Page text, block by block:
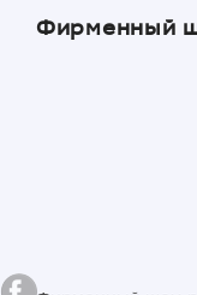
Фирменный